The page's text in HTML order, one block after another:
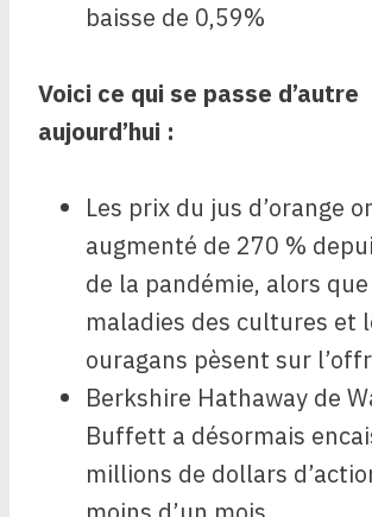
baisse de 0,59%
Voici ce qui se passe d’autre
aujourd’hui :
Les prix du jus d’orange
augmenté de 270 %
de la pandémie, alors
maladies des cultures et
ouragans pèsent sur
Berkshire Hathaway de
Buffett a désormais
millions de dollars